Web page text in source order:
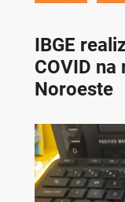
IBGE
COVID
Noroeste